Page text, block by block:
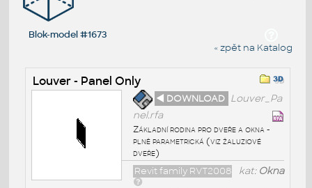
Blok-model #1673
« zpět na Katalog
Louver - Panel Only
◄ DOWNLOAD Louver_Pa
nel.rfa
Základní rodina pro dveře a okna -
plně parametrická (viz žaluziové
dveře)
kat: Okna
Revit family RVT2008